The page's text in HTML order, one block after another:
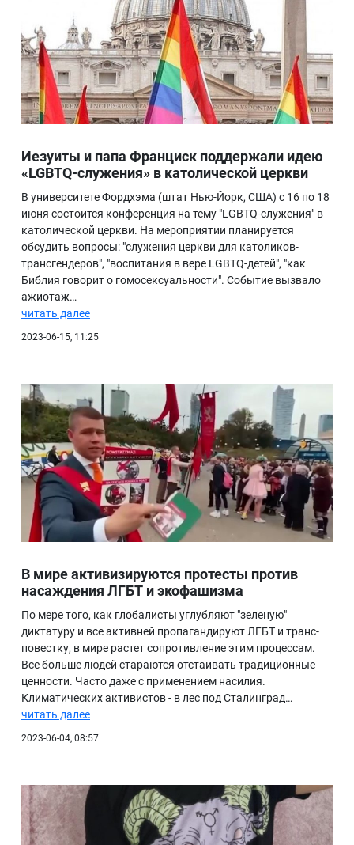
Иезуиты и папа Франциск поддержали идею
«LGBTQ-служения» в католической церкви
В университете Фордхэма (штат Нью-Йорк, США) с 16 по 18
июня состоится конференция на тему "LGBTQ-служения" в
католической церкви. На мероприятии планируется
обсудить вопросы: "служения церкви для католиков-
трансгендеров", "воспитания в вере LGBTQ-детей", "как
Библия говорит о гомосексуальности". Событие вызвало
ажиотаж…
читать далее
2023-06-15, 11:25
В мире активизируются протесты против
насаждения ЛГБТ и экофашизма
По мере того, как глобалисты углубляют "зеленую"
диктатуру и все активней пропагандируют ЛГБТ и транс-
повестку, в мире растет сопротивление этим процессам.
Все больше людей стараются отстаивать традиционные
ценности. Часто даже с применением насилия.
Климатических активистов - в лес под Сталинград…
читать далее
2023-06-04, 08:57